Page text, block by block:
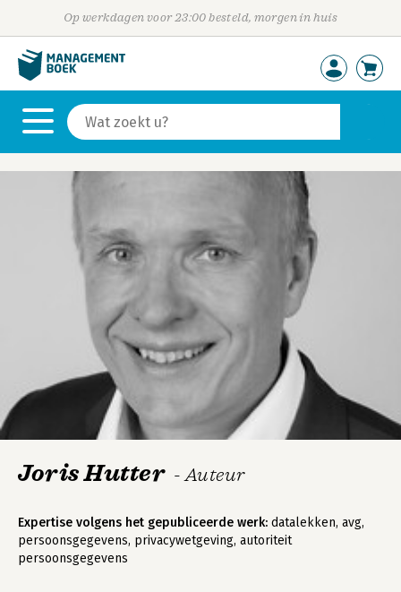
Op werkdagen voor 23:00 besteld, morgen in huis
Joris Hutter - Auteur
Expertise volgens het gepubliceerde werk: datalekken, avg,
persoonsgegevens, privacywetgeving, autoriteit
persoonsgegevens